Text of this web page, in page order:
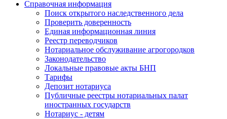
Справочная информация
Поиск открытого наследственного дела
Проверить доверенность
Единая информационная линия
Реестр переводчиков
Нотариальное обслуживание агрогородков
Законодательство
Локальные правовые акты БНП
Тарифы
Депозит нотариуса
Публичные реестры нотариальных палат
иностранных государств
Нотариус - детям